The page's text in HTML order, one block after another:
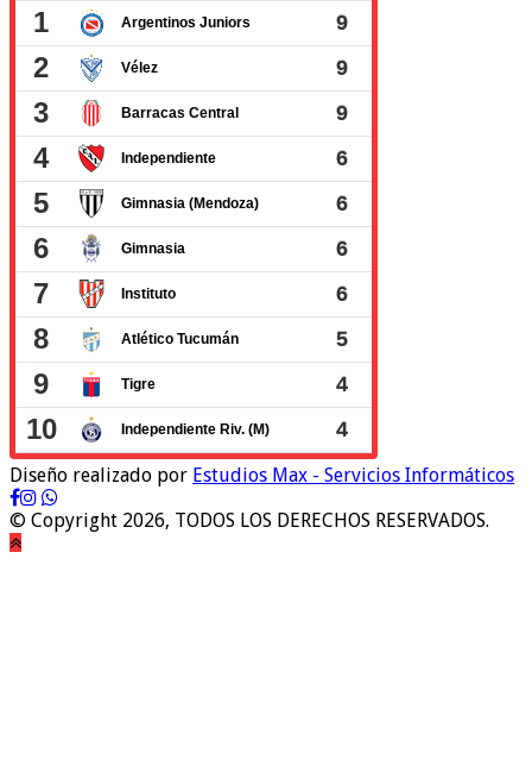
Diseño realizado por Estudios Max - Servicios Informáticos
© Copyright 2026, TODOS LOS DERECHOS RESERVADOS.